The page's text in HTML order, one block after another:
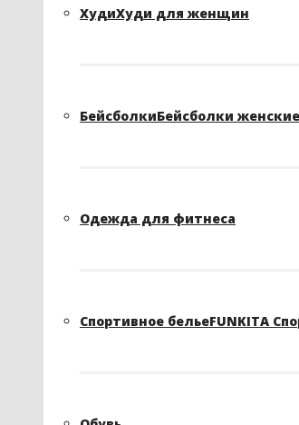
ХудиХуди для женщин
БейсболкиБейсболки женские
Одежда для фитнеса
Спортивное бельеFUNKITA